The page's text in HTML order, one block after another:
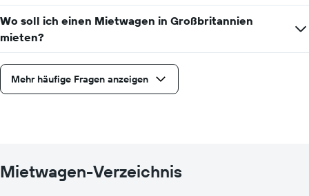
Wo soll ich einen Mietwagen in Großbritannien
mieten?
Mehr häufige Fragen anzeigen
Mietwagen-Verzeichnis